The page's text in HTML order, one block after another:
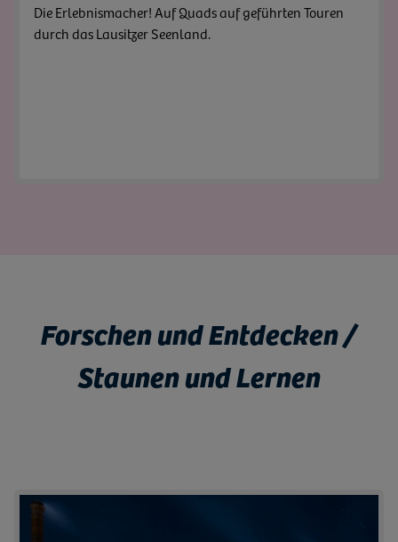
Die Erlebnismacher! Auf Quads auf geführten Touren
durch das Lausitzer Seenland.
Forschen und Entdecken /
Staunen und Lernen